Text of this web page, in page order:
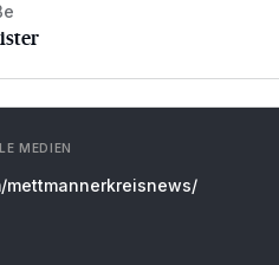
MEDIEN
mettmannerkreisnews/